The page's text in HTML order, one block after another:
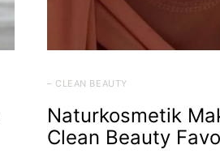
– CLEAN BEAUTY
Naturkosmetik
Clean Beauty